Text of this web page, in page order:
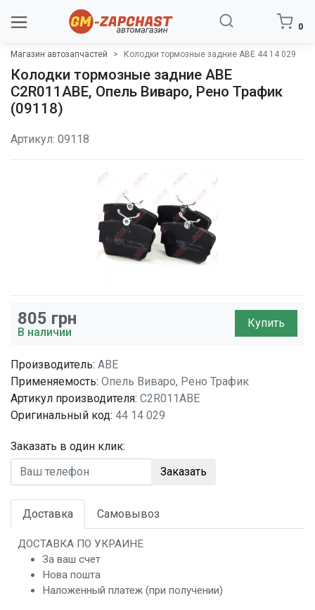
0
Магазин автозапчастей Колодки тормозные задние ABE 44 14 029
Колодки тормозные задние ABE
C2R011ABE, Опель Виваро, Рено Трафик
(09118)
Артикул: 09118
805 грн
В наличии
Купить
Производитель: ABE
Применяемость: Опель Виваро, Рено Трафик
Артикул производителя: C2R011ABE
Оригинальный код: 44 14 029
Заказать в один клик:
Заказать
Доставка Самовывоз
ДОСТАВКА ПО УКРАИНЕ
За ваш счет
Нова пошта
Наложенный платеж (при получении)